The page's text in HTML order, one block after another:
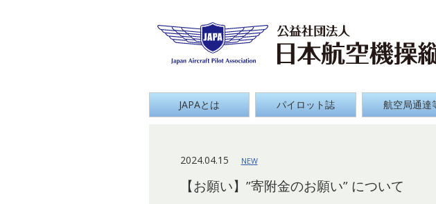
Japan Aircraft Pilot Association
JAPAとは パイロット誌 航空局通達
2024.04.15 NEW
【お願い】”寄附金のお願い” について